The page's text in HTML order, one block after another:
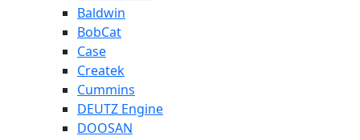
Baldwin
BobCat
Case
Createk
Cummins
DEUTZ Engine
DOOSAN